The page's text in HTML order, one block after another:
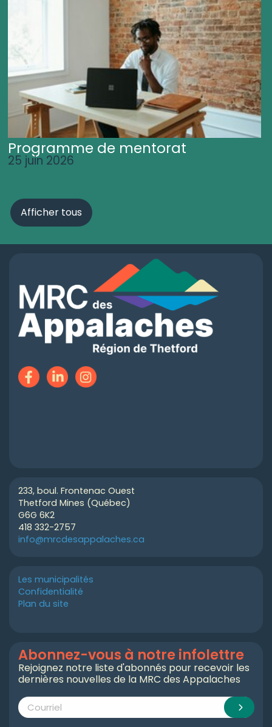
Programme de mentorat
25 juin 2026
Afficher tous
233, boul. Frontenac Ouest
Thetford Mines (Québec)
G6G 6K2
418 332-2757
info@mrcdesappalaches.ca
Les municipalités
Confidentialité
Plan du site
Abonnez-vous à notre infolettre
Rejoignez notre liste d'abonnés pour recevoir les
dernières nouvelles de la MRC des Appalaches